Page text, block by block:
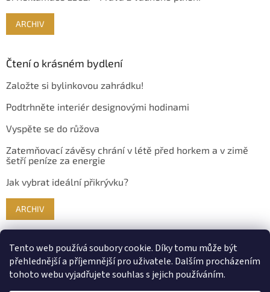
Tento web používá soubory cookie. Díky tomu může být
přehlednější a příjemnější pro uživatele. Dalším procházením
tohoto webu vyjadřujete souhlas s jejich používáním.
ARCHIV
Čtení o krásném bydlení
Založte si bylinkovou zahrádku!
Podtrhněte interiér designovými hodinami
Vyspěte se do růžova
Zatemňovací závěsy chrání v létě před horkem a v zimě
šetří peníze za energie
Jak vybrat ideální přikrývku?
ARCHIV